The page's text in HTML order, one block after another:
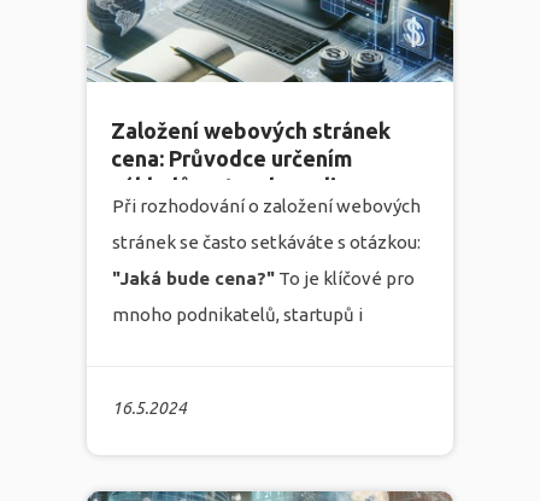
tomuto významu a je zde, aby vám
pomohla.více
16.5.2024
Založení webových stránek
cena: Průvodce určením
nákladů na tvorbu online
prezentace
Při rozhodování o založení webových
stránek se často setkáváte s otázkou:
"Jaká bude cena?" To je klíčové pro
mnoho podnikatelů, startupů i
agentuřeInfoniarozumíme vašim
potřebám i obavám a přinášíme